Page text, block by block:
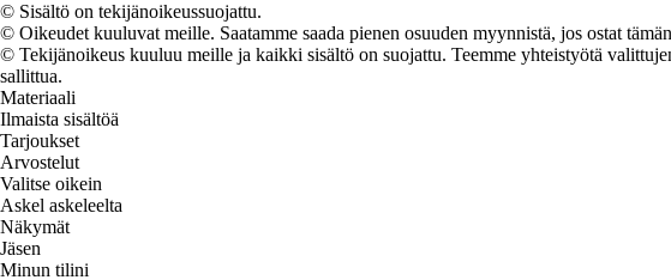
© Sisältö on tekijänoikeussuojattu.
© Oikeudet kuuluvat meille. Saatamme saada pienen osuuden myynnistä, jos ostat
© Tekijänoikeus kuuluu meille ja kaikki sisältö on suojattu. Teemme yhteistyötä
sallittua.
Materiaali
Ilmaista sisältöä
Tarjoukset
Arvostelut
Valitse oikein
Askel askeleelta
Näkymät
Jäsen
Minun tilini